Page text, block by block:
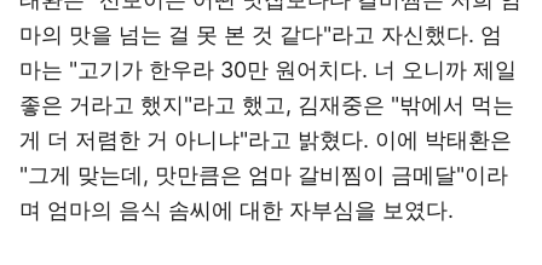
마의 맛을 넘는 걸 못 본 것 같다"라고 자신했다. 엄
마는 "고기가 한우라 30만 원어치다. 너 오니까 제일
좋은 거라고 했지"라고 했고, 김재중은 "밖에서 먹는
게 더 저렴한 거 아니냐"라고 밝혔다. 이에 박태환은
"그게 맞는데, 맛만큼은 엄마 갈비찜이 금메달"이라
며 엄마의 음식 솜씨에 대한 자부심을 보였다.